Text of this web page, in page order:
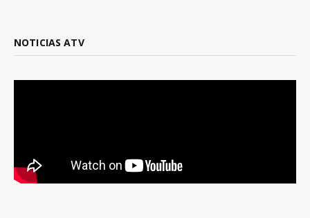
NOTICIAS ATV